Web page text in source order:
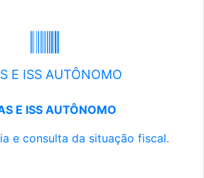
E ISS AUTÔNOMO
E ISS AUTÔNOMO
e consulta da situação fiscal.